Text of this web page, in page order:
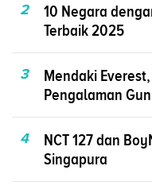
2
10 Negara
Terbaik 2025
3
Mendaki
Pengalaman
4
NCT 127 dan
Singapura